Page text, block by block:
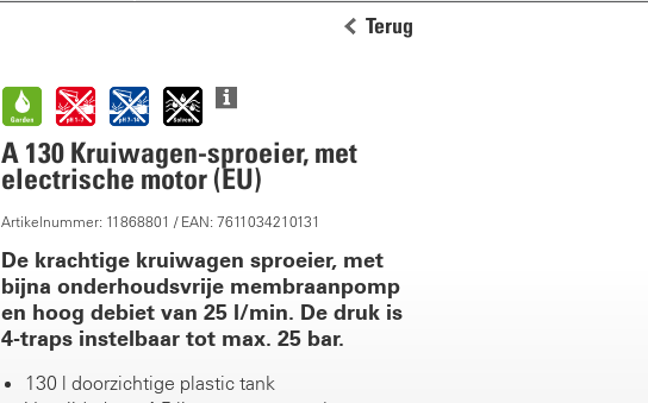
Terug
A 130 Kruiwagen-sproeier, met
electrische motor (EU)
Artikelnummer: 11868801 / EAN: 7611034210131
De krachtige kruiwagen sproeier, met
bijna onderhoudsvrije membraanpomp
en hoog debiet van 25 l/min. De druk is
4-traps instelbaar tot max. 25 bar.
130 l doorzichtige plastic tank